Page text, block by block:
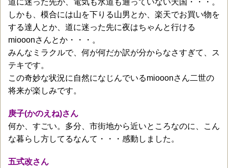
道に迷った先が、電気も水道も通っていない天国・・・。
しかも、模合には山を下りる山男とか、楽天でお買い物を
する達人とか、道に迷った先に夜はちゃんと行ける
miooonさんとか・・・。
みんなミラクルで、何が何だか訳が分からなさすぎて、ス
テキです。
この奇妙な状況に自然になじんでいるmiooonさん二世の
将来が楽しみです。
庚子(かのえね)さん
何か、すごい。多分、市街地から近いところなのに、こん
な暮らし方してるなんて・・・感動しました。
五式改さん